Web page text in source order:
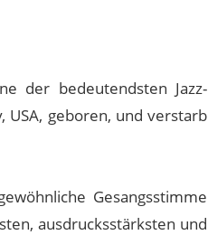
der bedeutendsten Jazz-
USA, geboren, und verstarb
Gesangsstimme
ausdrucksstärksten und